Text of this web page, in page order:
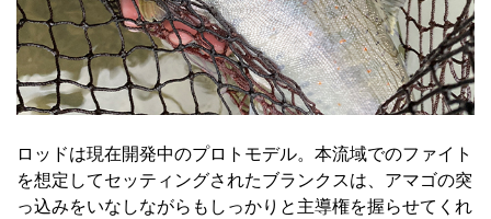
ロッドは現在開発中のプロトモデル。本流域でのファイト
を想定してセッティングされたブランクスは、アマゴの突
っ込みをいなしながらもしっかりと主導権を握らせてくれ